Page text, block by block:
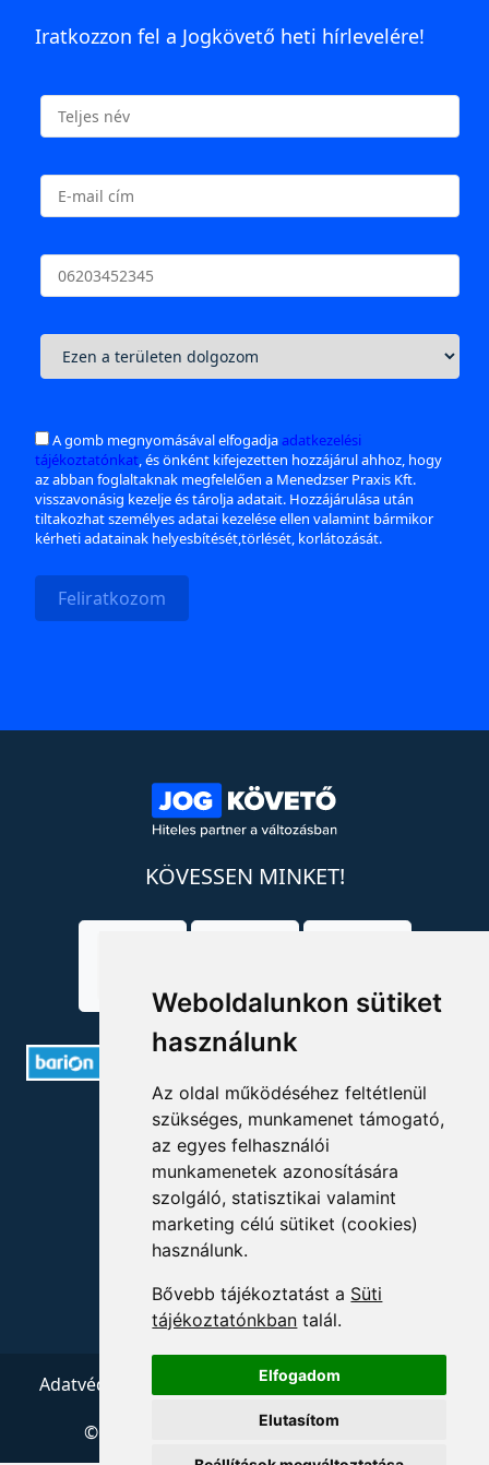
Weboldalunkon sütiket
használunk
Az oldal működéséhez feltétlenül
szükséges, munkamenet támogató,
az egyes felhasználói
munkamenetek azonosítására
szolgáló, statisztikai valamint
marketing célú sütiket (cookies)
használunk.
Bővebb tájékoztatást a Süti
tájékoztatónkban talál.
Elfogadom
Elutasítom
Iratkozzon fel a Jogkövető heti hírlevelére!
A gomb megnyomásával elfogadjaadatkezelési
tájékoztatónkat, és önként kifejezetten hozzájárul ahhoz, hogy
az abban foglaltaknak megfelelően a Menedzser Praxis Kft.
visszavonásig kezelje és tárolja adatait. Hozzájárulása után
tiltakozhat személyes adatai kezelése ellen valamint bármikor
kérheti adatainak helyesbítését,törlését, korlátozását.
Feliratkozom
KÖVESSEN MINKET!
ELÉRHETŐSÉGEK
+36 1 880 7600
info@mprx.hu
Adatvédelem Impresszum
© 2026 Copyright:
Menedzserpraxis.hu